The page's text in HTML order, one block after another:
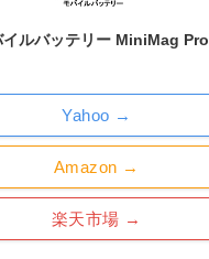
イルバッテリー MiniMag Pro
Amazon →
楽天市場 →
Yahoo →